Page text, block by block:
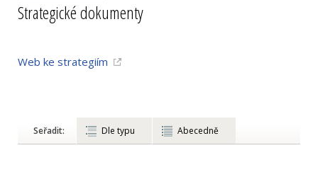
Strategické dokumenty
Web ke strategiím
Seřadit: Dle typu Abecedně